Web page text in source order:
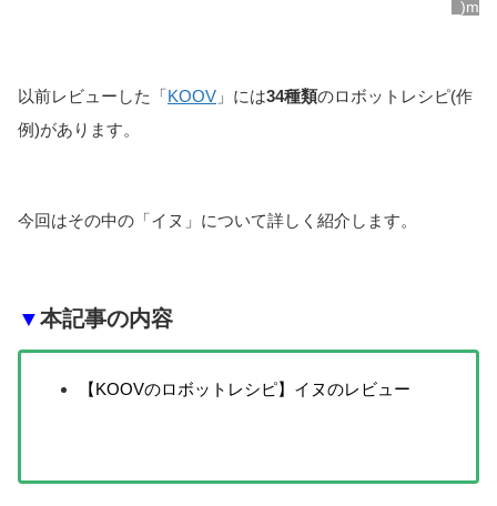
_)m
以前レビューした「KOOV 」には34種類のロボットレシピ(作
例)があります。
今回はその中の「イヌ」について詳しく紹介します。
▼本記事の内容
【KOOVのロボットレシピ】イヌのレビュー